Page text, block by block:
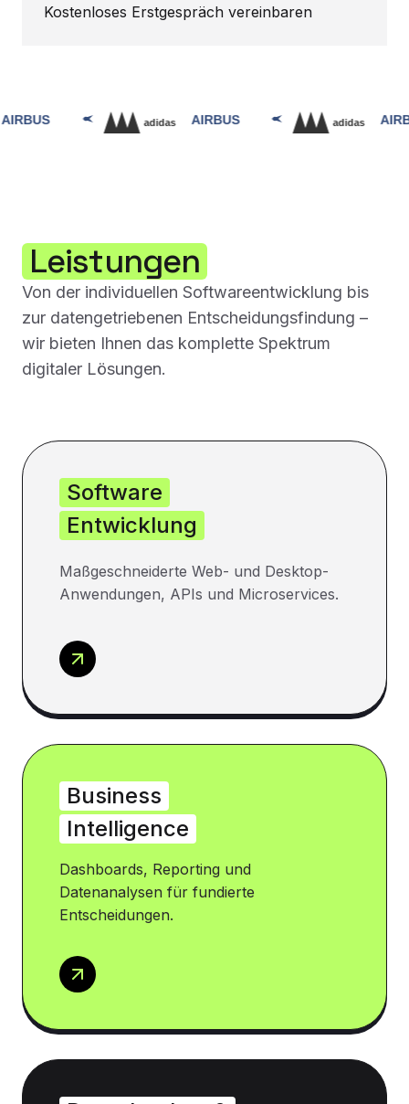
Kostenloses Erstgespräch vereinbaren
Leistungen
Von der individuellen Softwareentwicklung bis
zur datengetriebenen Entscheidungsfindung –
wir bieten Ihnen das komplette Spektrum
digitaler Lösungen.
Software
Entwicklung
Maßgeschneiderte Web- und Desktop-
Anwendungen, APIs und Microservices.
Business
Intelligence
Dashboards, Reporting und
Datenanalysen für fundierte
Entscheidungen.